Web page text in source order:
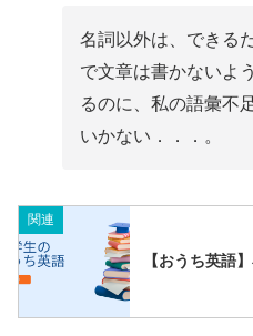
名詞以外は、できる
で文章は書かないよ
るのに、私の語彙不
いかない．．．。
関連
【おうち英語